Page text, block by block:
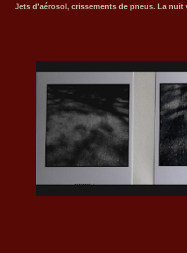
Jets d'aérosol, crissements de pneus. La